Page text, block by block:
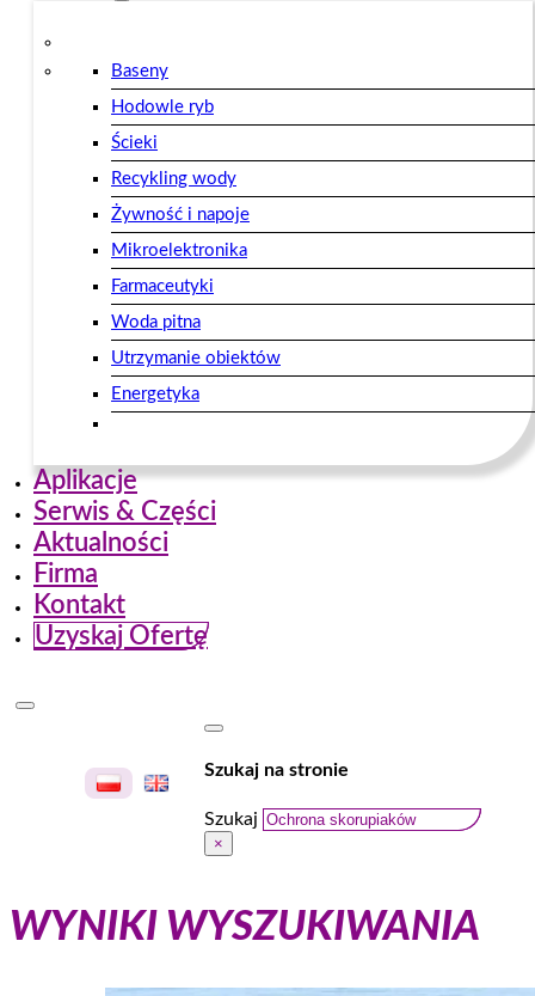
Baseny
Hodowle ryb
Ścieki
Recykling wody
Żywność i napoje
Mikroelektronika
Farmaceutyki
Woda pitna
Utrzymanie obiektów
Energetyka
Aplikacje
Serwis & Części
Aktualności
Firma
Kontakt
Uzyskaj Ofertę
Szukaj na stronie
Szukaj
×
WYNIKI WYSZUKIWANIA